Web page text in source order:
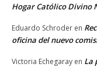
Hogar Católico Divino
Eduardo Schroder en
oficina del nuevo
Victoria Echegaray en La